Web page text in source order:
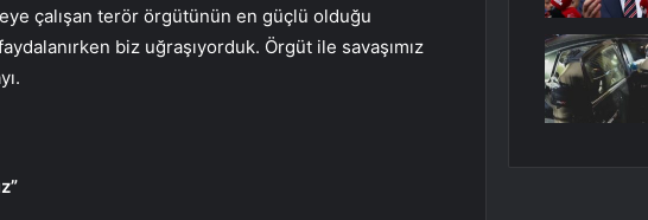
çalışan terör örgütünün en güçlü olduğu
biz uğraşıyorduk. Örgüt ile savaşımız